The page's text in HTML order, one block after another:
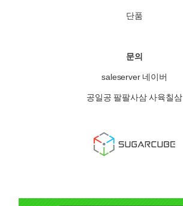
단품
문의
saleserver 네이버
공일공 팔팔사삼 사육칠삼